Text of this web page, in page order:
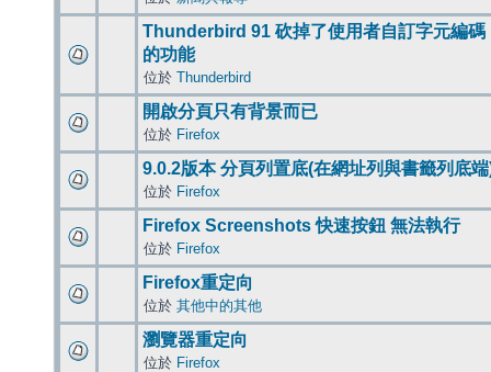
Thunderbird 91 砍掉了使用者自訂字元編碼
的功能
位於 Thunderbird
開啟分頁只有背景而已
位於 Firefox
9.0.2版本 分頁列置底(在網址列與書籤列底
位於 Firefox
Firefox Screenshots 快速按鈕 無法執行
位於 Firefox
Firefox重定向
位於 其他中的其他
瀏覽器重定向
位於 Firefox